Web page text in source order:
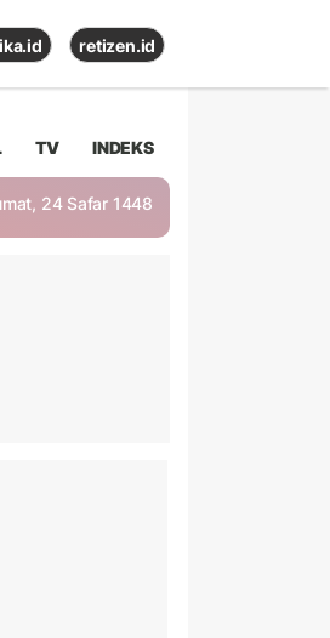
retizen.id
TV INDEKS
24 Safar 1448